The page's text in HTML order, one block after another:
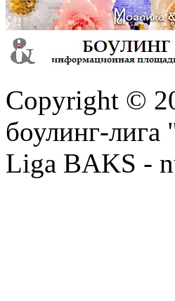
Copyright ©
боулинг-
Liga BAKS -